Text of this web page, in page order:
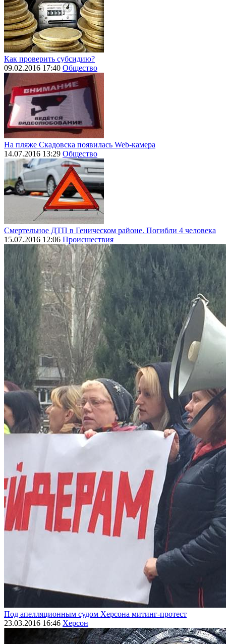
Как проверить субсидию?
09.02.2016 17:40 Общество
На пляже Скадовска появилась Web-камера
14.07.2016 13:29 Общество
Смертельное ДТП в Геническом районе. Погибли 4 человека
15.07.2016 12:06 Происшествия
Под апелляционным судом Херсона митинг-протест
23.03.2016 16:46 Херсон